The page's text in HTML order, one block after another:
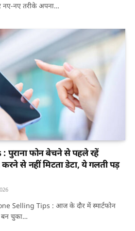
नए-नए तरीके अपना…
पुराना फोन बेचने से पहले रहें
से नहीं मिटता डेटा, ये गलती पड़
Selling Tips : आज के दौर में स्मार्टफोन
बन चुका…